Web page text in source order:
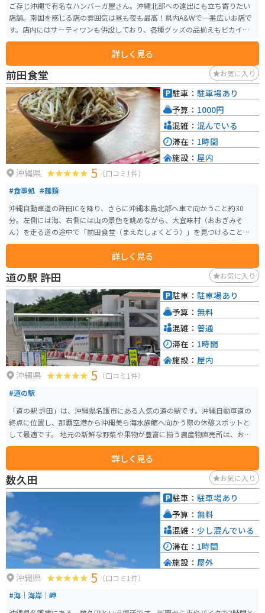
ご存じ沖縄で有名なハンバーガ屋さん。沖縄北部への遠出にも立ち寄りたい
店舗。南国を感じる店の雰囲気は昼も夜も最高！県内A&Wで一番広いお店で
す。店内にはサーティワンも併設しており、各種グッズの品揃えもピカイチ。
季節に合わせた飾り付けも好感がもてます。
詳しく見る
前田食堂 お気に入り
沖縄県 5 （口コミ1件）
#食事処 #麺類
沖縄自動車道の許田ICを降り、さらに沖縄本島北部へ車で向かうこと約30
分。左側には海、右側には山の景色を眺めながら、大宜味村（おおぎみそ
ん）を走る道の途中で「前田食堂（まえだしょくどう）」を見つけることが
できます。歴史を感じさせる佇まいで迎える食堂は、昭和47年（1972）に創
業。この店で、昔から多くのお客の胃袋をがっしり掴んでいるのが、名物の
「牛肉そば」です。
詳しく見る
駐車： 駐車場あり
予算： 1000円
混雑： 混んでいる
滞在： 1時間
施設： 屋内
道の駅 許田 お気に入り
沖縄県 5 （口コミ1件）
#道の駅
「道の駅 許田」は、沖縄県名護市にある人気の道の駅です。沖縄自動車道の
終点に位置し、那覇空港から沖縄美ら海水族館へ向かう際の休憩スポットと
して最適です。 地元の新鮮な野菜や果物が豊富に揃う農産物直売所は、お土
産探しにもおすすめです。特に、シークヮーサーやマンゴーなどの南国フル
ーツは人気があります。また、沖縄そばやタコライスなどのご当地グルメが
味わえる飲食店もあります。 バイクで訪れる場合、道の駅には広い駐車場が
完備されているので安心です。ツーリングの休憩場所としてはもちろん、沖
縄本島北部を巡る際の拠点としても便利です。 周辺には、パイナップルパー
クやナゴパイナップルワイナリーなど、観光スポットも点在しています。少し
足を延ばせば、古宇利島や美ら海水族館にもアクセスできます。
詳しく見る
駐車： 駐車場あり
予算： 無料
混雑： 普通
滞在： 1時間
施設： 屋内
数久田 お気に入り
沖縄県 5 （口コミ1件）
#海｜海岸｜岬
駐車： 駐車場あり
予算： 無料
混雑： 少し混んでいる
滞在： 1時間
施設： 屋外